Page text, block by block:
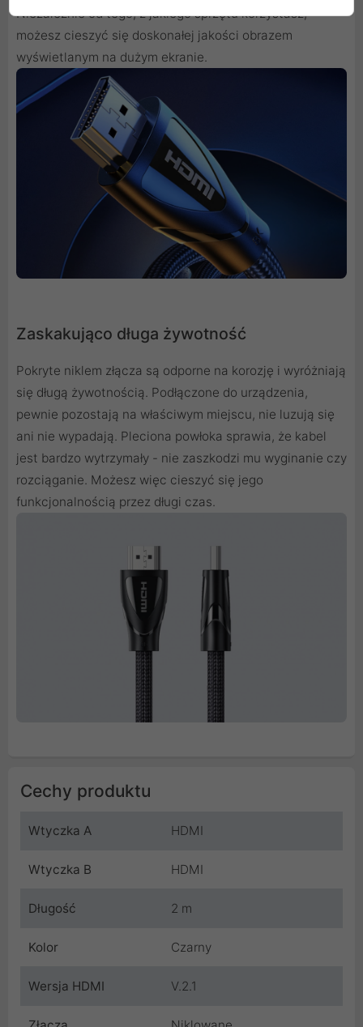
Niezależnie od tego, z jakiego sprzętu korzystasz,
możesz cieszyć się doskonałej jakości obrazem
wyświetlanym na dużym ekranie.
Zaskakująco długa żywotność
Pokryte niklem złącza są odporne na korozję i wyróżniają
się długą żywotnością. Podłączone do urządzenia,
pewnie pozostają na właściwym miejscu, nie luzują się
ani nie wypadają. Pleciona powłoka sprawia, że kabel
jest bardzo wytrzymały - nie zaszkodzi mu wyginanie czy
rozciąganie. Możesz więc cieszyć się jego
funkcjonalnością przez długi czas.
Cechy produktu
Wtyczka A HDMI
Wtyczka B HDMI
Długość 2 m
Kolor Czarny
Wersja HDMI V.2.1